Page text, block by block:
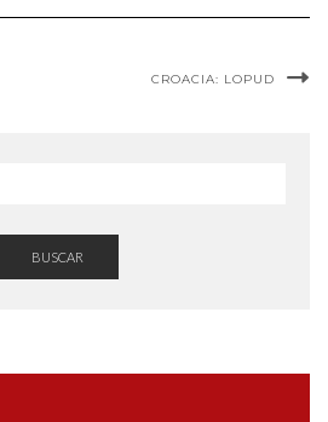
CROACIA: LOPUD
BUSCAR